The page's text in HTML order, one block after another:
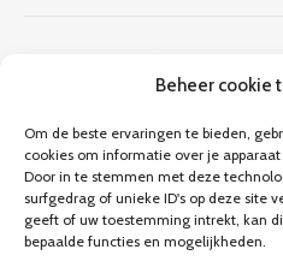
Beheer cookie
Om de beste ervaringen te bieden,
cookies om informatie over je
Door in te stemmen met deze
surfgedrag of unieke ID's op deze site
geeft of uw toestemming intrekt, kan
bepaalde functies en mogelijkheden.
Keuken
9 december